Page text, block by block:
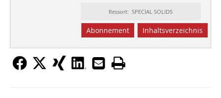
Ressort: SPECIAL SOLIDS
Abonnement Inhaltsverzeichnis